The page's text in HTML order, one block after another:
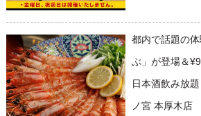
都内で話題の
ぶ」が登場＆
日本酒飲み放
ノ宮 本厚木店